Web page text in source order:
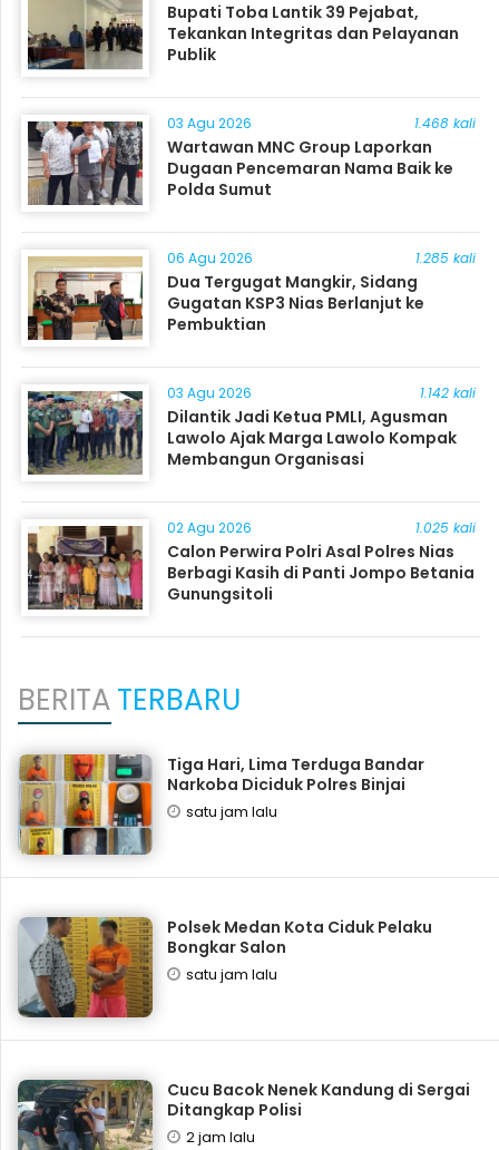
Bupati Toba Lantik 39 Pejabat,
Tekankan Integritas dan Pelayanan
Publik
03 Agu 2026 1.468 kali
Wartawan MNC Group Laporkan
Dugaan Pencemaran Nama Baik ke
Polda Sumut
06 Agu 2026 1.285 kali
Dua Tergugat Mangkir, Sidang
Gugatan KSP3 Nias Berlanjut ke
Pembuktian
03 Agu 2026 1.142 kali
Dilantik Jadi Ketua PMLI, Agusman
Lawolo Ajak Marga Lawolo Kompak
Membangun Organisasi
02 Agu 2026 1.025 kali
Calon Perwira Polri Asal Polres Nias
Berbagi Kasih di Panti Jompo Betania
Gunungsitoli
BERITATERBARU
Tiga Hari, Lima Terduga Bandar
Narkoba Diciduk Polres Binjai
satu jam lalu
Polsek Medan Kota Ciduk Pelaku
Bongkar Salon
satu jam lalu
Cucu Bacok Nenek Kandung di Sergai
Ditangkap Polisi
2 jam lalu